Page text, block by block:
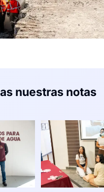
nuestras notas